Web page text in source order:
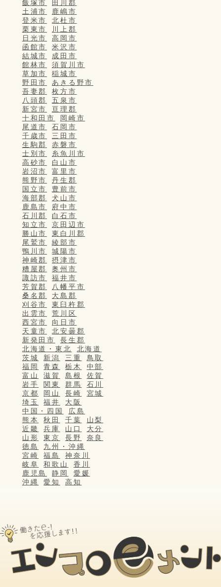
飯塚市
田川郡
土浦市
鹿嶋市
登米市
北杜市
栗東市
川上郡
日光市
高岡市
函館市
米沢市
結城市
成田市
館林市
須賀川市
草加市
稲城市
野田市
あきる野市
吾妻郡
枚方市
八頭郡
五泉市
新宮市
亘理郡
十和田市
岡崎市
尾道市
石岡市
千歳市
三田市
生駒郡
赤磐市
士別市
糸魚川市
高砂市
白山市
岩沼市
富里市
熊野市
丹生郡
国立市
豊前市
海部郡
犬山市
鹿島市
府中市
石川郡
白石市
知立市
京田辺市
勝山市
東白川郡
尾鷲市
綾部市
鴨川市
城陽市
神崎郡
摂津市
糟屋郡
奥州市
諏訪市
福井市
芳賀郡
八幡平市
桑名郡
大島郡
刈谷市
東臼杵郡
出雲市
荒川区
西宮市
向日市
天童市
北安曇郡
新発田市
長生郡
北海道・東北
北海道
茨城
新潟 三重
鳥取
福岡
青森 栃木
中部
富山
滋賀 島根
佐賀
岩手
関東 群馬
石川
京都
岡山 長崎
宮城
埼玉
福井
大阪
中国・四国
広島
熊本
秋田 千葉
山梨
近畿
兵庫 山口
大分
山形
東京 長野
奈良
徳島
九州・沖縄
宮崎
福島
神奈川
岐阜
和歌山
香川
鹿児島
静岡
愛媛
沖縄
愛知 高知